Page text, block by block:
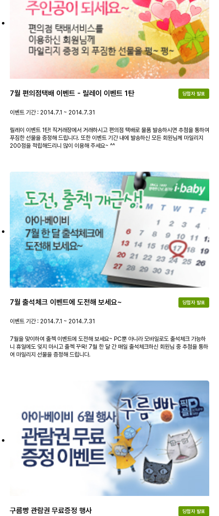
7월 편의점택배 이벤트 - 릴레이 이벤트 1탄 당첨자 발표
이벤트 기간 : 2014.7.1 ~ 2014.7.31
릴레이 이벤트 1탄! 직거래장에서 거래하시고 편의점 택배로 물품 발송하시면 추첨을 통하여
푸짐한 선물을 증정해 드립니다. 또한 이벤트 기간 내에 발송하신 모든 회원님께 마일리지
200점을 적립해드리니 많이 이용해 주세요~ ^^
7월 출석체크 이벤트에 도전해 보세요~ 당첨자 발표
이벤트 기간 : 2014.7.1 ~ 2014.7.31
7월을 맞이하여 출첵 이벤트에 도전해 보세요~ PC뿐 아니라 모바일로도 출석체크 가능하
니 휴일에도 잊지 마시고 출첵 꾸욱! 7월 한 달 간 매일 출석체크하신 회원님 중 추첨을 통하
여 마일리지 선물을 증정해 드립니다.
구름빵 관람권 무료증정 행사 당첨자 발표